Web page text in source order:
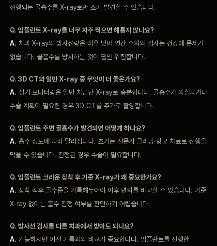
진행되는 골흡수를 X-ray로만 조기 발견할 수 있습니다.
Q. 임플란트 X-ray를 너무 자주 찍으면 해롭지 않나요?
A. 치과 X-ray의 방사선량은 매우 낮아 연간 수회의 검사는 건강에 문제가
없습니다. 골흡수를 방치하는 것이 훨씬 위험합니다.
Q. 3D CT와 일반 X-ray 중 무엇이 더 좋은가요?
A. 정기 모니터링은 일반 치근단 X-ray로 충분합니다. 골흡수가 의심되거나
수술 계획이 필요한 경우 3D CT를 추가로 촬영합니다.
Q. 임플란트 주변 골흡수가 발견되면 어떻게 하나요?
A. 흡수 정도에 따라 달라집니다. 초기는 전문가 클리닝·항균 치료로 진행을
막을 수 있습니다. 진행된 경우 수술이 필요합니다.
Q. 임플란트 크라운 장착 후 기준 X-ray가 왜 중요한가요?
A. 장착 직후 골수준을 기록해두어야 이후 변화를 비교할 수 있습니다. 기준
X-ray 없이는 흡수 진행 여부를 판단하기 어렵습니다.
Q. 방사선 검사를 다른 치과에서 받아도 되나요?
A. 가능하지만 이전 기록과의 비교가 중요합니다. 임플란트를 진행한